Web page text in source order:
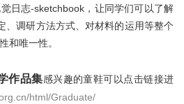
日志-sketchbook，让同学们可以了解
、调研方法方式、对材料的运用等整个
和唯一性。
作品集感兴趣的童鞋可以点击链接进
html/Graduate/